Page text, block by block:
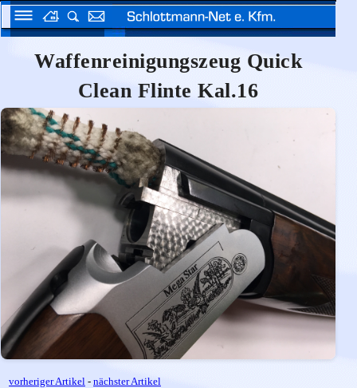
Waffenreinigungszeug Quick
Clean Flinte Kal.16
vorheriger Artikel - nächster Artikel